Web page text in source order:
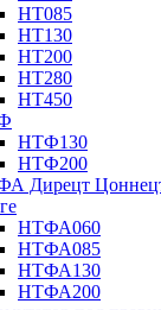
НТ085
НТ130
НТ200
НТ280
НТ450
НТФ130
НТФ200
Дирецт
НТФА060
НТФА085
НТФА130
НТФА200